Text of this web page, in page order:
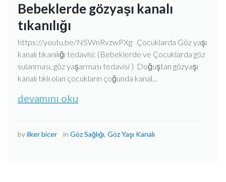
Bebeklerde gözyaşı kanalı
tıkanılığı
https://youtu.be/NSWnRvzwPXg Çocuklarda Göz yaşı
kanalı tıkanılığı tedavisi: (Bebeklerde ve Çocuklarda göz
sulanması, göz yaşarması tedavisi ) Doğuştan gözyaşı
kanalı tıklı olan çocukların çoğunda kanal...
devamını oku
byilker bicer in Göz Sağlığı, Göz Yaşı Kanalı